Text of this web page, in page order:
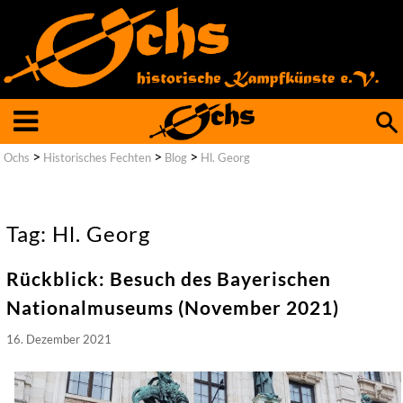
nach:
Ochs > Historisches Fechten > Blog > Hl. Georg
Tag: Hl. Georg
Rückblick: Besuch des Bayerischen
Nationalmuseums (November 2021)
16. Dezember 2021